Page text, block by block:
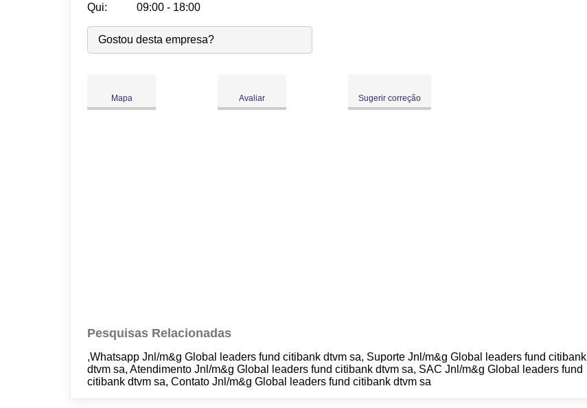
Qui:
09:00 - 18:00
Seg: 09:00
Ter:
09:00-18:00
Sex:
Gostou desta empresa?
Mapa Avaliar Sugerir correção
Pesquisas Relacionadas
,Whatsapp Jnl/m&g Global leaders fund citibank dtvm sa, Suporte Jnl/m&g Global leaders fund citibank
dtvm sa, Atendimento Jnl/m&g Global leaders fund citibank dtvm sa, SAC Jnl/m&g Global leaders fund
citibank dtvm sa, Contato Jnl/m&g Global leaders fund citibank dtvm sa